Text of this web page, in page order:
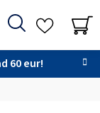
60 eur!
Hľadať